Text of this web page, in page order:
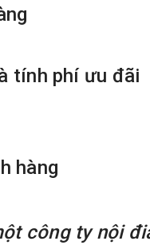
tính phí ưu đãi
hàng
công ty nội